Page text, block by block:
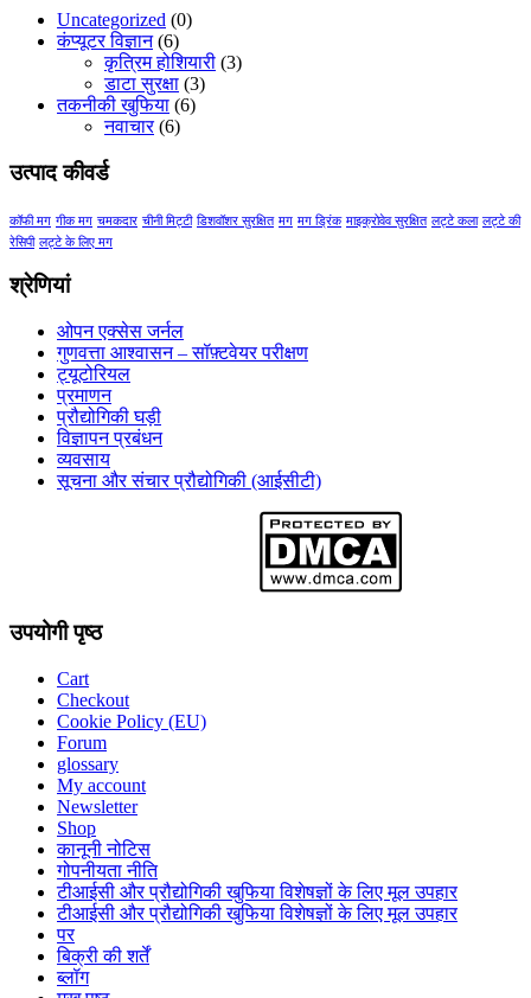
$21.00
Uncategorized (0)
कंप्यूटर विज्ञान (6)
कृत्रिम होशियारी (3)
डाटा सुरक्षा (3)
तकनीकी खुफिया (6)
नवाचार (6)
उत्पाद कीवर्ड
कॉफी मग गीक मग चमकदार चीनी मिट्टी डिशवॉशर सुरक्षित मग मग ड्रिंक माइक्रोवेव सुरक्षित लट्टे कला लट्टे की
रेसिपी लट्टे के लिए मग
श्रेणियां
ओपन एक्सेस जर्नल
गुणवत्ता आश्वासन – सॉफ़्टवेयर परीक्षण
ट्यूटोरियल
प्रमाणन
प्रौद्योगिकी घड़ी
विज्ञापन प्रबंधन
व्यवसाय
सूचना और संचार प्रौद्योगिकी (आईसीटी)
उपयोगी पृष्ठ
Cart
Checkout
Cookie Policy (EU)
Forum
glossary
My account
Newsletter
Shop
कानूनी नोटिस
गोपनीयता नीति
टीआईसी और प्रौद्योगिकी खुफिया विशेषज्ञों के लिए मूल उपहार
टीआईसी और प्रौद्योगिकी खुफिया विशेषज्ञों के लिए मूल उपहार
पर
बिक्री की शर्तें
ब्लॉग